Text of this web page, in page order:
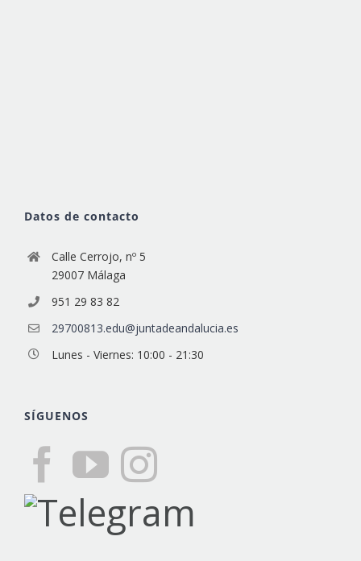
Datos de contacto
Calle Cerrojo, nº 5
29007 Málaga
951 29 83 82
29700813.edu@juntadeandalucia.es
Lunes - Viernes: 10:00 - 21:30
SÍGUENOS